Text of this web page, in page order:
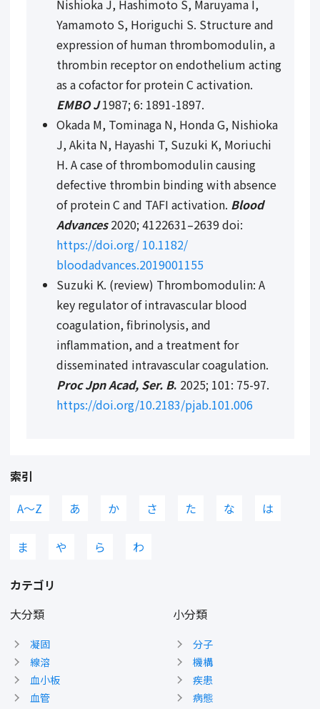
Nishioka J, Hashimoto S, Maruyama I,
Yamamoto S, Horiguchi S. Structure and
expression of human thrombomodulin, a
thrombin receptor on endothelium acting
as a cofactor for protein C activation.
EMBO J1987; 6: 1891-1897.
Okada M, Tominaga N, Honda G, Nishioka
J, Akita N, Hayashi T, Suzuki K, Moriuchi
H. A case of thrombomodulin causing
defective thrombin binding with absence
of protein C and TAFI activation. Blood
Advances2020; 4122631–2639 doi:
https://doi.org/ 10.1182/
bloodadvances.2019001155
Suzuki K. (review) Thrombomodulin: A
key regulator of intravascular blood
coagulation, fibrinolysis, and
inflammation, and a treatment for
disseminated intravascular coagulation.
Proc Jpn Acad, Ser. B. 2025; 101: 75-97.
https://doi.org/10.2183/pjab.101.006
索引
A〜Z
あ か さ た な は
ま や ら わ
カテゴリ
大分類
凝固
線溶
血小板
血管
小分類
分子
機構
疾患
病態